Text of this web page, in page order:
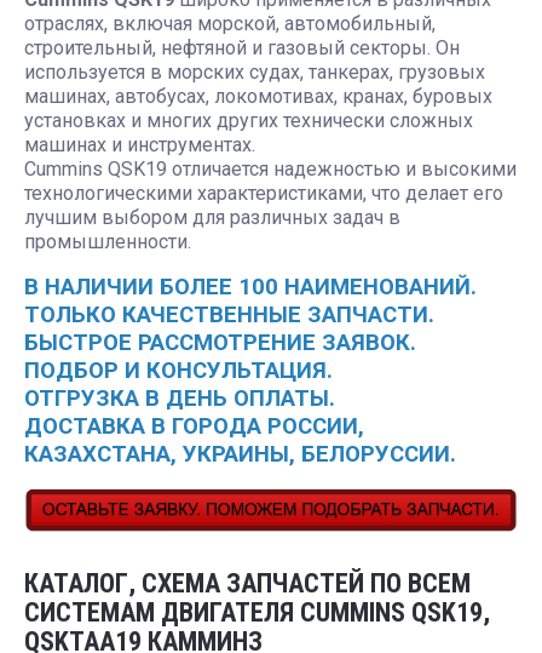
отраслях, включая морской, автомобильный,
строительный, нефтяной и газовый секторы. Он
используется в морских судах, танкерах, грузовых
машинах, автобусах, локомотивах, кранах, буровых
установках и многих других технически сложных
машинах и инструментах.
Cummins QSK19 отличается надежностью и высокими
технологическими характеристиками, что делает его
лучшим выбором для различных задач в
промышленности.
В НАЛИЧИИ БОЛЕЕ 100 НАИМЕНОВАНИЙ.
ТОЛЬКО КАЧЕСТВЕННЫЕ ЗАПЧАСТИ.
БЫСТРОЕ РАССМОТРЕНИЕ ЗАЯВОК.
ПОДБОР И КОНСУЛЬТАЦИЯ.
ОТГРУЗКА В ДЕНЬ ОПЛАТЫ.
ДОСТАВКА В ГОРОДА РОССИИ,
КАЗАХСТАНА, УКРАИНЫ, БЕЛОРУССИИ.
КАТАЛОГ, СХЕМА ЗАПЧАСТЕЙ ПО ВСЕМ
СИСТЕМАМ ДВИГАТЕЛЯ CUMMINS QSK19,
QSKTAA19 КАММИНЗ